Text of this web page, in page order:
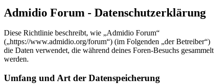
Admidio Forum - Datenschutzerklärung
Diese Richtlinie beschreibt, wie „Admidio Forum“
(„https://www.admidio.org/forum“) (im Folgenden „der Betreiber“)
die Daten verwendet, die während deines Foren-Besuchs gesammelt
werden.
Umfang und Art der Datenspeicherung